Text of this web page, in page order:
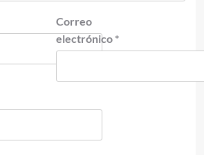
Correo
electrónico *